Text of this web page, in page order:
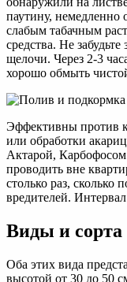
паутину, немедленно
слабым табачным
средства. Не
щелочи. Через 2-3
хорошо обмыть
Эффективны против
или обработки
Актарой,
проводить вне
столько раз, сколько
вредителей.
Виды и сорта
Оба этих вида
высотой от 30 до 50